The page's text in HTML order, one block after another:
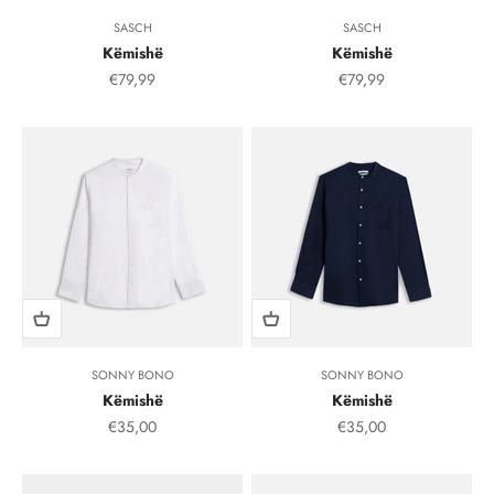
SASCH
Këmishë
Çmimi i shitjes, çmimi i shitjeve
€79,99
SASCH
Këmishë
Çmimi i shitjes, çmimi
€79,99
SONNY BONO
Këmishë
Çmimi i shitjes, çmimi i shitjeve
€35,00
SONNY BONO
Këmishë
Çmimi i shitjes, çmimi
€35,00